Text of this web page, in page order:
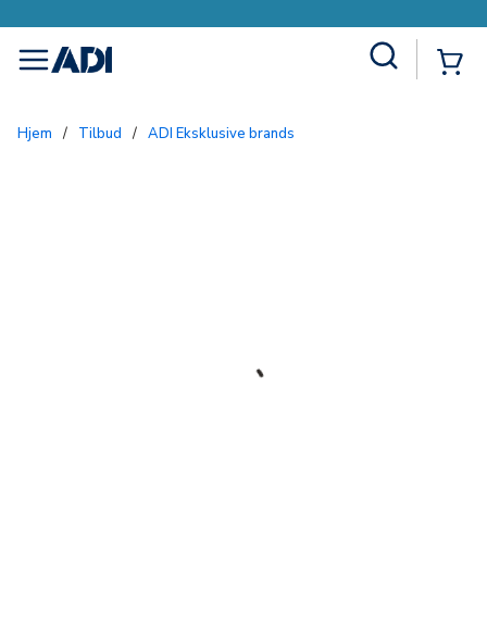
menu
Hjem / Tilbud / ADI Eksklusive brands